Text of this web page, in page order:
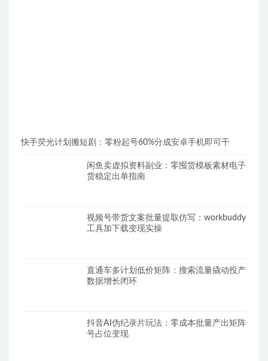
快手荧光计划搬短剧：零粉起号60%分成安卓手机即可干
闲鱼卖虚拟资料副业：零囤货模板素材电子
货稳定出单指南
视频号带货文案批量提取仿写：workbuddy
工具加下载变现实操
直通车多计划低价矩阵：搜索流量撬动投产
数据增长闭环
抖音AI伪纪录片玩法：零成本批量产出矩阵
号占位变现